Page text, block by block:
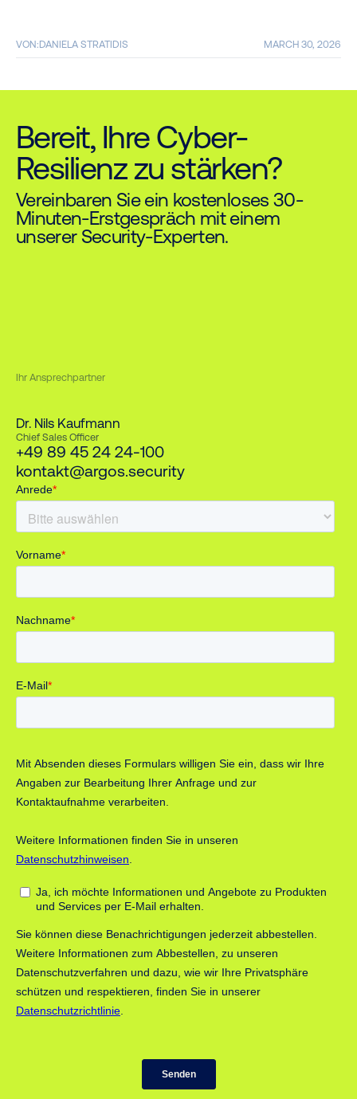
VON:DANIELA STRATIDIS MARCH 30, 2026
Bereit, Ihre Cyber-
Resilienz zu stärken?
Vereinbaren Sie ein kostenloses 30-
Minuten-Erstgespräch mit einem
unserer Security-Experten.
Ihr Ansprechpartner
Dr. Nils Kaufmann
Chief Sales Officer
+49 89 45 24 24-100
kontakt@argos.security